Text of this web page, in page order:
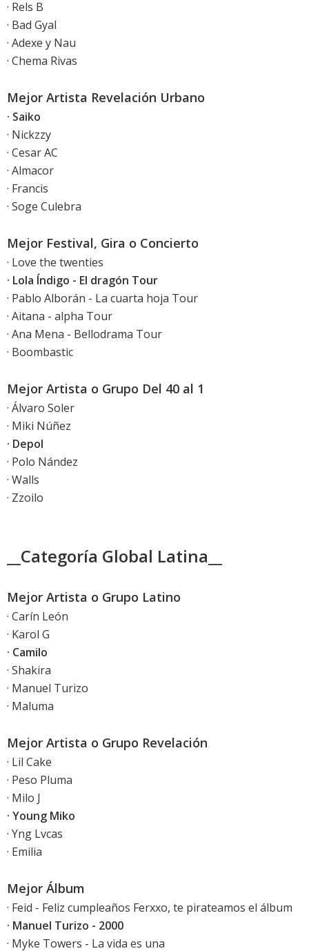
· Rels B
· Bad Gyal
· Adexe y Nau
· Chema Rivas
Mejor Artista Revelación Urbano
· Saiko
· Nickzzy
· Cesar AC
· Almacor
· Francis
· Soge Culebra
Mejor Festival, Gira o Concierto
· Love the twenties
· Lola Índigo - El dragón Tour
· Pablo Alborán - La cuarta hoja Tour
· Aitana - alpha Tour
· Ana Mena - Bellodrama Tour
· Boombastic
Mejor Artista o Grupo Del 40 al 1
· Álvaro Soler
· Miki Núñez
· Depol
· Polo Nández
· Walls
· Zzoilo
__Categoría Global Latina__
Mejor Artista o Grupo Latino
· Carín León
· Karol G
· Camilo
· Shakira
· Manuel Turizo
· Maluma
Mejor Artista o Grupo Revelación
· Lil Cake
· Peso Pluma
· Milo J
· Young Miko
· Yng Lvcas
· Emilia
Mejor Álbum
· Feid - Feliz cumpleaños Ferxxo, te pirateamos el álbum
· Manuel Turizo - 2000
· Myke Towers - La vida es una